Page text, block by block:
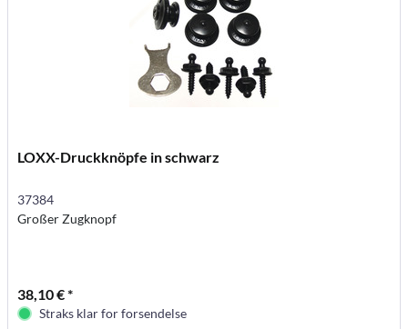
LOXX-Druckknöpfe in schwarz
37384
Großer Zugknopf
38,10 € *
Straks klar for forsendelse